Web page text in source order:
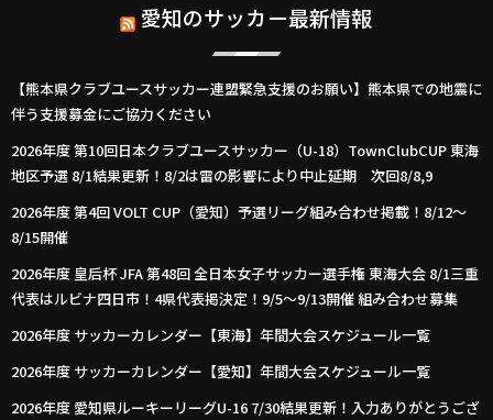
愛知のサッカー最新情報
【熊本県クラブユースサッカー連盟緊急支援のお願い】熊本県での地震に
伴う支援募金にご協力ください
2026年度 第10回日本クラブユースサッカー（U-18）TownClubCUP 東海
地区予選 8/1結果更新！8/2は雷の影響により中止延期 次回8/8,9
2026年度 第4回 VOLT CUP（愛知）予選リーグ組み合わせ掲載！8/12～
8/15開催
2026年度 皇后杯 JFA 第48回 全日本女子サッカー選手権 東海大会 8/1三重
代表はルビナ四日市！4県代表掲決定！9/5～9/13開催 組み合わせ募集
2026年度 サッカーカレンダー【東海】年間大会スケジュール一覧
2026年度 サッカーカレンダー【愛知】年間大会スケジュール一覧
2026年度 愛知県ルーキーリーグU-16 7/30結果更新！入力ありがとうござ